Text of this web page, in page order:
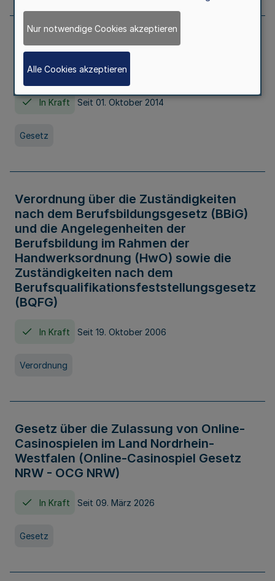
Gesetz über die Hochschulen des Landes
Nordrhein-Westfalen (Hochschulgesetz -
HG)
In Kraft Seit 01. Oktober 2014
Gesetz
Verordnung über die Zuständigkeiten
nach dem Berufsbildungsgesetz (BBiG)
und die Angelegenheiten der
Berufsbildung im Rahmen der
Handwerksordnung (HwO) sowie die
Zuständigkeiten nach dem
Berufsqualifikationsfeststellungsgesetz
(BQFG)
In Kraft Seit 19. Oktober 2006
Verordnung
Gesetz über die Zulassung von Online-
Casinospielen im Land Nordrhein-
Westfalen (Online-Casinospiel Gesetz
NRW - OCG NRW)
In Kraft Seit 09. März 2026
Gesetz
Nur notwendige Cookies akzeptieren
Alle Cookies akzeptieren